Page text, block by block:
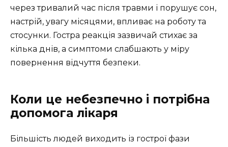
через тривалий час після травми і порушує сон,
настрій, увагу місяцями, впливає на роботу та
стосунки. Гостра реакція зазвичай стихає за
кілька днів, а симптоми слабшають у міру
повернення відчуття безпеки.
Коли це небезпечно і потрібна
допомога лікаря
Більшість людей виходить із гострої фази